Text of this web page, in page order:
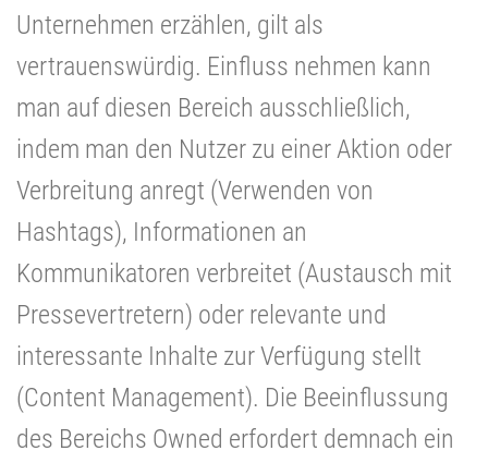
Unternehmen erzählen, gilt als
vertrauenswürdig. Einfluss nehmen kann
man auf diesen Bereich ausschließlich,
indem man den Nutzer zu einer Aktion oder
Verbreitung anregt (Verwenden von
Hashtags), Informationen an
Kommunikatoren verbreitet (Austausch mit
Pressevertretern) oder relevante und
interessante Inhalte zur Verfügung stellt
(Content Management). Die Beeinflussung
des Bereichs Owned erfordert demnach ein